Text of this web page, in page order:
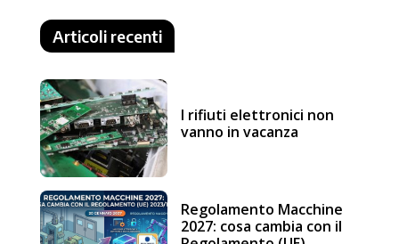
Articoli recenti
I rifiuti elettronici non
vanno in vacanza
Regolamento Macchine
2027: cosa cambia con il